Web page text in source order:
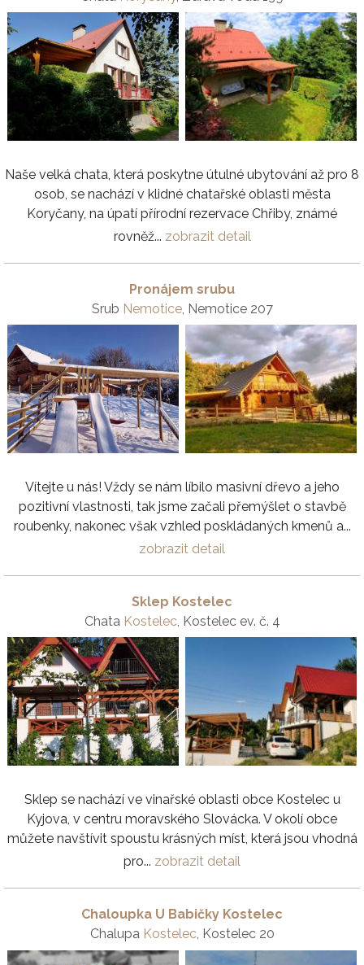
Naše velká chata, která poskytne útulné ubytování až pro 8
osob, se nachází v klidné chatařské oblasti města
Koryčany, na úpatí přírodní rezervace Chřiby, známé
rovněž... zobrazit detail
Pronájem srubu
Srub Nemotice, Nemotice 207
Vítejte u nás! Vždy se nám líbilo masivní dřevo a jeho
pozitivní vlastnosti, tak jsme začali přemýšlet o stavbě
roubenky, nakonec však vzhled poskládaných kmenů a...
zobrazit detail
Sklep Kostelec
Chata Kostelec, Kostelec ev. č. 4
Sklep se nachází ve vinařské oblasti obce Kostelec u
Kyjova, v centru moravského Slovácka. V okolí obce
můžete navštívit spoustu krásných míst, která jsou vhodná
pro... zobrazit detail
Chaloupka U Babičky Kostelec
Chalupa Kostelec, Kostelec 20